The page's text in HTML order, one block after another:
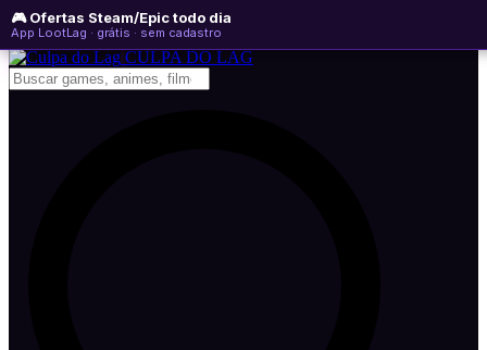
🎮 Ofertas Steam/Epic todo dia
App LootLag · grátis · sem cadastro
quinta-feira, 06 de agosto de 2026
Newsletter
CULPA DO LAG